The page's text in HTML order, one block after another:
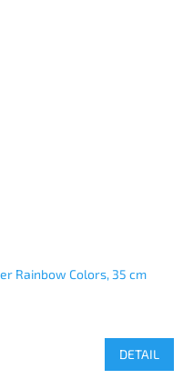
Rainbow Colors, 35 cm
DETAIL